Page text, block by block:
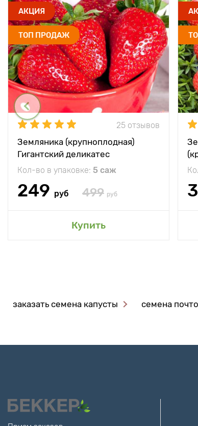
АКЦИЯ
ТОП ПРОДАЖ
25 отзывов
Земляника (крупноплодная)
Гигантский деликатес
Кол-во в упаковке: 5 саж
249 руб 499 руб
Купить
заказать семена капусты семена